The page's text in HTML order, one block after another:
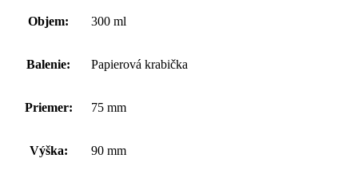
Objem: 300 ml
Balenie: Papierová krabička
Priemer: 75 mm
Výška: 90 mm